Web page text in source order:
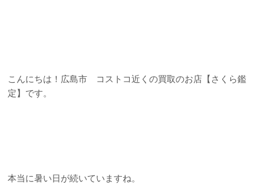
こんにちは！広島市 コストコ近くの買取のお店【さくら鑑
定】です。
本当に暑い日が続いていますね。